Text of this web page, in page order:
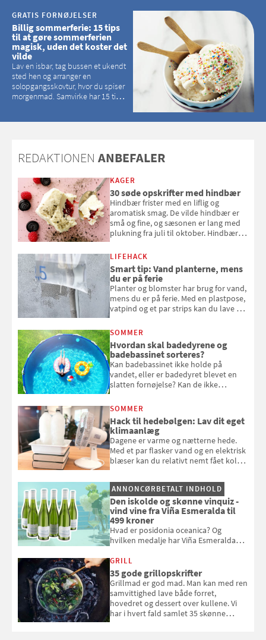
GRATIS FORNØJELSER
Billig sommerferie: 15 tips
til at gøre sommerferien
magisk, uden det koster det
vilde
Lav en isbar, tag bussen et ukendt
sted hen og arranger en
solopgangsskovtur, hvor du spiser
morgenmad. Samvirke har 15 tips
REDAKTIONEN ANBEFALER
KAGER
30 søde opskrifter med hindbær
Hindbær frister med en liflig og
aromatisk smag. De vilde hindbær er
små og fine, og sæsonen er lang med
plukning fra juli til oktober. Hindbær
kan bruge dine hindbær i alt fra
bagværk og salater til is og syltning.
LIFEHACK
Smart tip: Vand planterne, mens
du er på ferie
Planter og blomster har brug for vand,
mens du er på ferie. Med en plastpose,
vatpind og et par strips kan du lave dit
at bede naboen om at vande eller
komme hjem til døde planter
SOMMER
Hvordan skal badedyrene og
badebassinet sorteres?
Kan badebassinet ikke holde på
vandet, eller er badedyret blevet en
slatten fornøjelse? Kan de ikke
opmærksom, når du smider
badebassinet eller et badedyr ud
SOMMER
Hack til hedebølgen: Lav dit eget
klimaanlæg
Dagene er varme og nætterne hede.
Med et par flasker vand og en elektrisk
blæser kan du relativt nemt fået koldt
og se, hvordan du gør
ANNONCØRBETALT INDHOLD
Den iskolde og skønne vinquiz -
vind vine fra Viña Esmeralda til
499 kroner
Hvad er posidonia oceanica? Og
hvilken medalje har Viña Esmeralda
med i Samvirkes skønne vinquiz, hvor
du kan vinde 6 flasker vin fra Viña
Esmeralda. Konkurrencen slutter 1.
september 2026.
GRILL
35 gode grillopskrifter
Grillmad er god mad. Man kan med ren
samvittighed lave både forret,
hovedret og dessert over kullene. Vi
har i hvert fald samlet 35 skønne